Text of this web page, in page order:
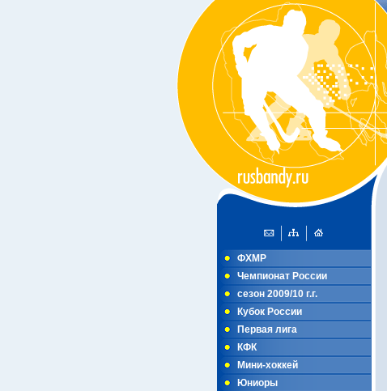
ФХМР
Чемпионат России
сезон 2009/10 г.г.
Кубок России
Первая лига
КФК
Мини-хоккей
Юниоры